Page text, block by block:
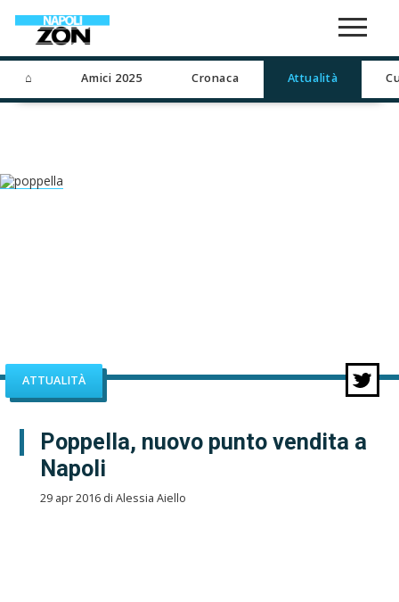
⌂ Amici 2025 Cronaca Attualità
ATTUALITÀ
Poppella, nuovo punto vendita a
Napoli
29 apr 2016 di Alessia Aiello